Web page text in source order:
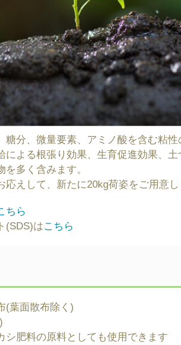
糖分、微量要素、アミノ酸を含む粘
による根張り効果、生育促進効果、
多く含みます。
応えして、新たに20kg荷姿をご用意
ちら
(SDS)はこちら
(葉面散布除く)
シ肥料の原料としても使用できます